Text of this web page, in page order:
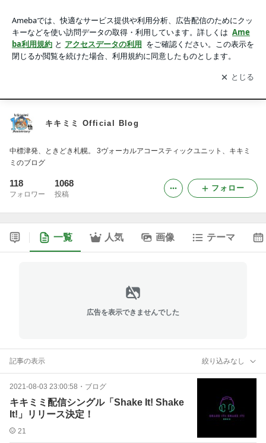
アプリをダウンロードして ブログの更新通知
を受け取りまし
ょう。
開く
キキミミ Official Blog
中標津発、ときどき札幌。 3ヴォーカルアコースティックユニット、キキミ
ミのブログ
118
フォロワー
1068
投稿
フォロー
一覧 人気 画像 テーマ
広告を表示できませんでした
記事の表示 絞り込みなし
2021-08-03 23:00:58 ・ ブログ
キキミミ配信シングル「Shake It! Shake
It!」リリース決定！
21